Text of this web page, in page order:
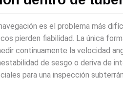
es el problema más
pierden fiabilidad. La única
continuamente la velocidad
de sesgo o deriva de
para una inspección